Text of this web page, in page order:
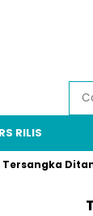
RILIS
Ditangkap